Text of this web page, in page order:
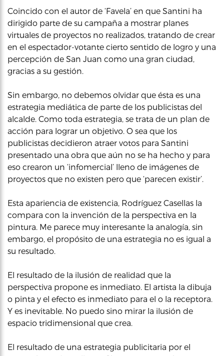
Coincido con el autor de ‘Favela’ en que Santini ha
dirigido parte de su campaña a mostrar planes
virtuales de proyectos no realizados, tratando de crear
en el espectador-votante cierto sentido de logro y una
percepción de San Juan como una gran ciudad,
gracias a su gestión.
Sin embargo, no debemos olvidar que ésta es una
estrategia mediática de parte de los publicistas del
alcalde. Como toda estrategia, se trata de un plan de
acción para lograr un objetivo. O sea que los
publicistas decidieron atraer votos para Santini
presentado una obra que aún no se ha hecho y para
eso crearon un ‘infomercial’ lleno de imágenes de
proyectos que no existen pero que ‘parecen existir’.
Esta apariencia de existencia, Rodríguez Casellas la
compara con la invención de la perspectiva en la
pintura. Me parece muy interesante la analogía, sin
embargo, el propósito de una estrategia no es igual a
su resultado.
El resultado de la ilusión de realidad que la
perspectiva propone es inmediato. El artista la dibuja
o pinta y el efecto es inmediato para el o la receptora.
Y es inevitable. No puedo sino mirar la ilusión de
espacio tridimensional que crea.
El resultado de una estrategia publicitaria por el